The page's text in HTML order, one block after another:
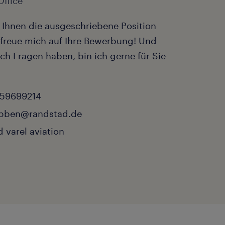
die ausgeschriebene Position
mich auf Ihre Bewerbung! Und
Fragen haben, bin ich gerne für Sie
varel aviation